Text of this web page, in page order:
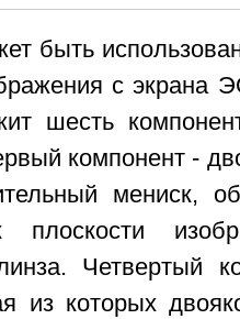
быть
с экрана
шесть
компонент -
мениск,
плоскости
Четвертый
из которых